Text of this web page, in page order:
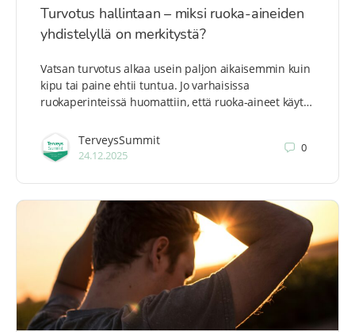
Turvotus hallintaan – miksi ruoka-aineiden
yhdistelyllä on merkitystä?
Vatsan turvotus alkaa usein paljon aikaisemmin kuin
kipu tai paine ehtii tuntua. Jo varhaisissa
ruokaperinteissä huomattiin, että ruoka-aineet käyt…
TerveysSummit
24.12.2025
0